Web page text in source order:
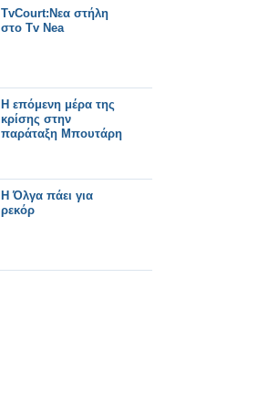
TvCourt:Nεα στήλη
στο Tv Nea
Η επόμενη μέρα της
κρίσης στην
παράταξη Μπουτάρη
Η Όλγα πάει για
ρεκόρ